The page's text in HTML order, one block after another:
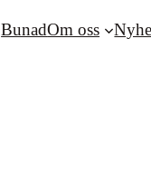
BunadOm oss